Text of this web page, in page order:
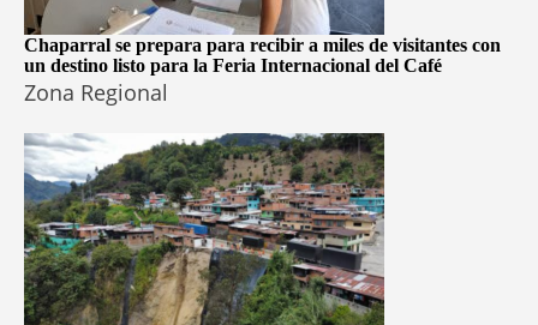
Chaparral se prepara para recibir a miles de visitantes con
un destino listo para la Feria Internacional del Café
Zona Regional